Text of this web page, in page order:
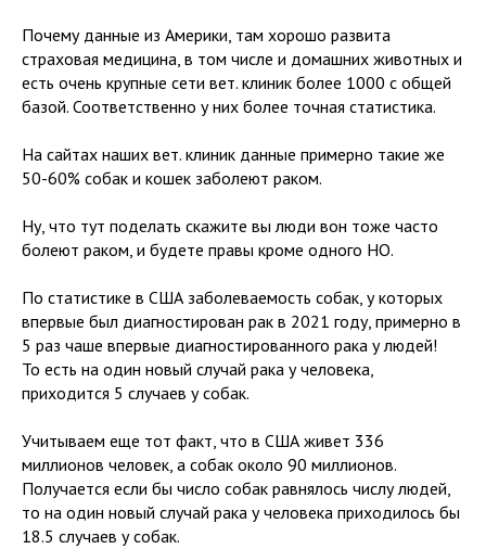
Почему данные из Америки, там хорошо развита
страховая медицина, в том числе и домашних животных и
есть очень крупные сети вет. клиник более 1000 с общей
базой. Соответственно у них более точная статистика.
На сайтах наших вет. клиник данные примерно такие же
50-60% собак и кошек заболеют раком.
Ну, что тут поделать скажите вы люди вон тоже часто
болеют раком, и будете правы кроме одного НО.
По статистике в США заболеваемость собак, у которых
впервые был диагностирован рак в 2021 году, примерно в
5 раз чаше впервые диагностированного рака у людей!
То есть на один новый случай рака у человека,
приходится 5 случаев у собак.
Учитываем еще тот факт, что в США живет 336
миллионов человек, а собак около 90 миллионов.
Получается если бы число собак равнялось числу людей,
то на один новый случай рака у человека приходилось бы
18.5 случаев у собак.